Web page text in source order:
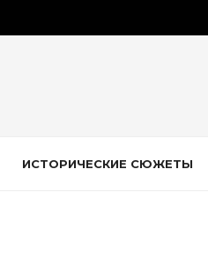
ИСТОРИЧЕСКИЕ СЮЖЕТЫ